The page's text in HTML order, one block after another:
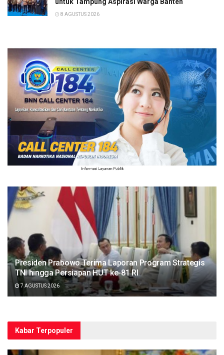
8 AGUSTUS 2026
Presiden Prabowo Terima Laporan Program Strategis
TNI hingga Persiapan HUT ke-81 RI
7 AGUSTUS 2026
Kabar Terpopuler